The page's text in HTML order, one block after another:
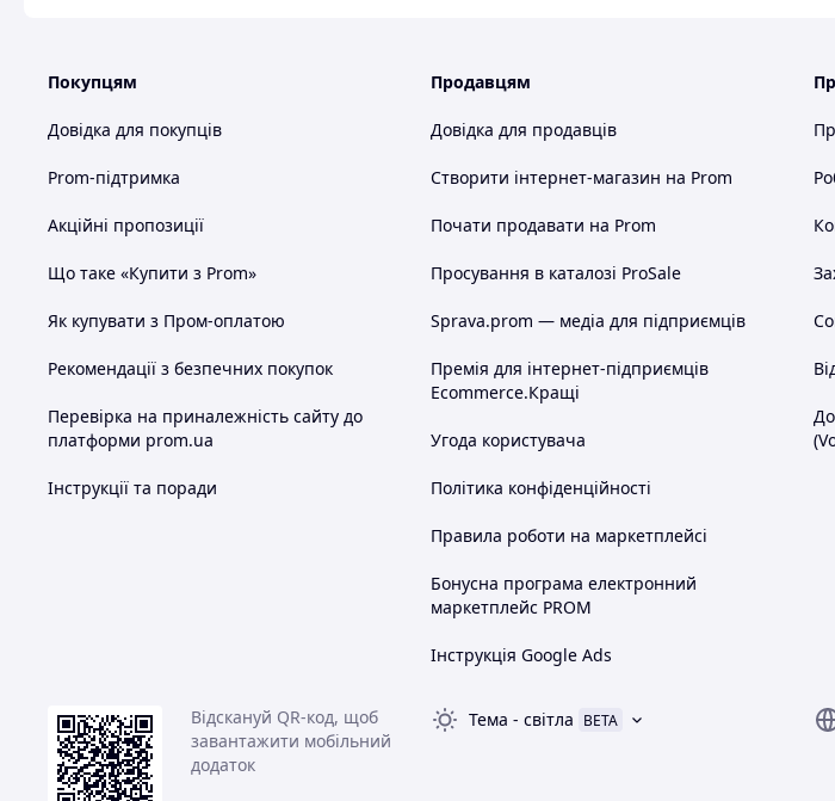
Покупцям
Довідка для покупців
Prom-підтримка
Акційні пропозиції
Що таке «Купити з Prom»
Як купувати з Пром-оплатою
Рекомендації з безпечних покупок
Перевірка на приналежність сайту до
платформи prom.ua
Інструкції та поради
Продавцям
Довідка для продавців
Створити інтернет-магазин на Prom
Почати продавати на Prom
Просування в каталозі ProSale
Sprava.prom — медіа для підприємців
Премія для інтернет-підприємців
Ecommerce.Кращі
Угода користувача
Політика конфіденційності
Правила роботи на маркетплейсі
Бонусна програма електронний
маркетплейс PROM
Інструкція Google Ads
Відскануй QR-код, щоб
завантажити мобільний
додаток
Тема - світла BETA